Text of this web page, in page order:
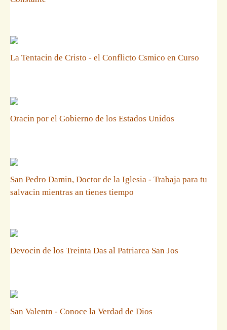
La Tentacin de Cristo - el Conflicto Csmico en Curso
Oracin por el Gobierno de los Estados Unidos
San Pedro Damin, Doctor de la Iglesia - Trabaja para tu
salvacin mientras an tienes tiempo
Devocin de los Treinta Das al Patriarca San Jos
San Valentn - Conoce la Verdad de Dios